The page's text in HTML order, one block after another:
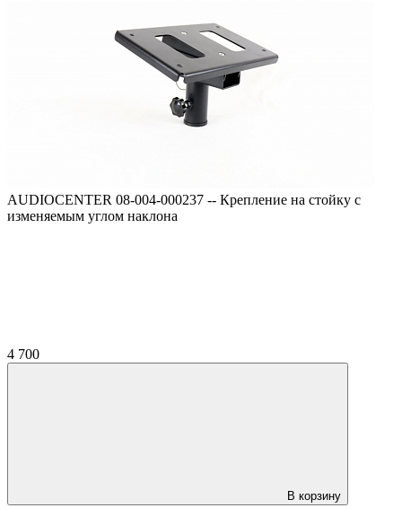
AUDIOCENTER 08-004-000237 -- Крепление на стойку с
изменяемым углом наклона
4 700
В корзину